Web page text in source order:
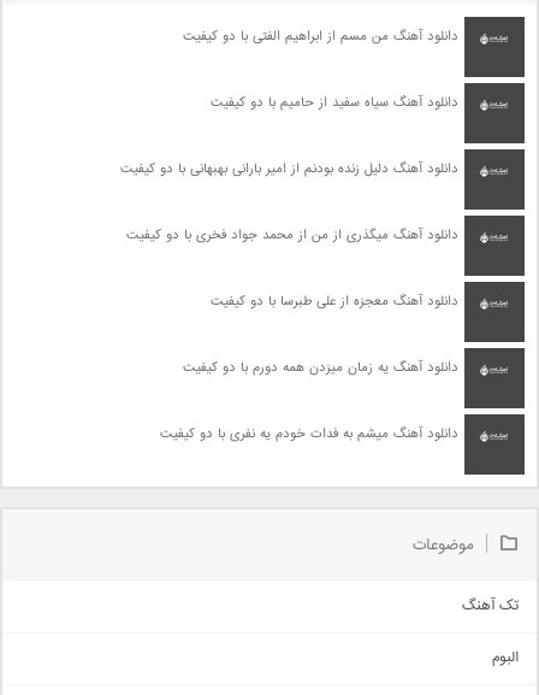
دانلود آهنگ من مسم از ابراهیم الفتی با دو کیفیت
دانلود آهنگ سیاه سفید از حامیم با دو کیفیت
دانلود آهنگ دلیل زنده بودنم از امیر بارانی بهبهانی با دو کیفیت
دانلود آهنگ میگذری از من از محمد جواد فخری با دو کیفیت
دانلود آهنگ معجزه از علی طبرسا با دو کیفیت
دانلود آهنگ یه زمان میزدن همه دورم با دو کیفیت
دانلود آهنگ میشم به فدات خودم یه نفری با دو کیفیت
موضوعات
تک آهنگ
البوم